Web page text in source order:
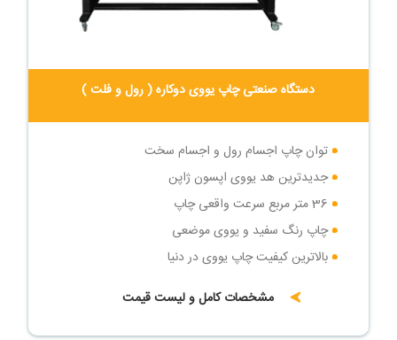
دستگاه صنعتی چاپ یووی دوکاره ( رول و فلت )
توان چاپ اجسام رول و اجسام سخت
جدیدترین هد یووی اپسون ژاپن
36 متر مربع سرعت واقعی چاپ
چاپ رنگ سفید و یووی موضعی
بالاترین کیفیت چاپ یووی در دنیا
مشخصات کامل و لیست قیمت